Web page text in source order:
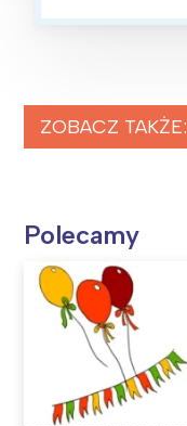
ZOBACZ TAKŻE:
Polecamy